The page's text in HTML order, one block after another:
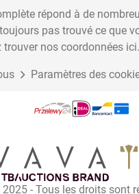
et hygiène
du musée
répond à de
pas trouvé ce que
trouver nos coordonnées ici.
Paramètres des
- Tous les droits sont